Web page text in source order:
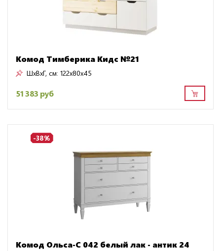
Комод Тимберика Кидс №21
ШxВxГ, см: 122x80x45
51 383 руб
-38%
Комод Ольса-С 042 белый лак - антик 24